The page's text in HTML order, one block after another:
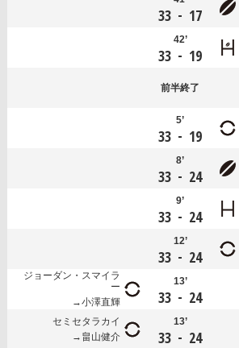
33 - 17
42’
33 - 19
前半終了
5’
33 - 19
8’
33 - 24
9’
33 - 24
12’
33 - 24
ジョーダン・スマイラ
ー
小澤直輝
13’
33 - 24
セミセタラカイ
畠山健介
13’
33 - 24